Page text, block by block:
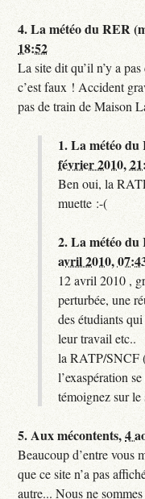
4.La météo du RER
18:52
La site dit qu’il n’y a
c’est faux ! Accident
pas de train de Maison
1.La météo
février 2010,
Ben oui, la
muette :-(
2.La météo
avril 2010,
12 avril 2010 ,
perturbée, une
des étudiants
leur travail etc..
la RATP/SNCF
l’exaspération
témoignez sur
5.Aux mécontents,4
Beaucoup d’entre vous
que ce site n’a pas
autre... Nous ne